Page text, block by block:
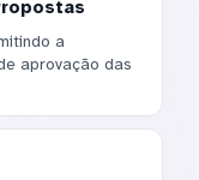
a
aprovação das